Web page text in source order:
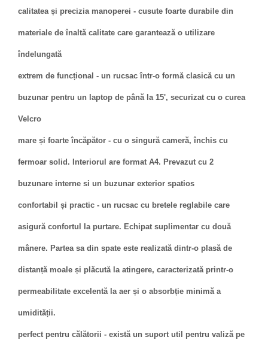
calitatea și precizia manoperei - cusute foarte durabile din
materiale de înaltă calitate care garantează o utilizare
îndelungată
extrem de funcțional - un rucsac într-o formă clasică cu un
buzunar pentru un laptop de până la 15', securizat cu o curea
Velcro
mare și foarte încăpător - cu o singură cameră, închis cu
fermoar solid. Interiorul are format A4. Prevazut cu 2
buzunare interne si un buzunar exterior spatios
confortabil și practic - un rucsac cu bretele reglabile care
asigură confortul la purtare. Echipat suplimentar cu două
mânere. Partea sa din spate este realizată dintr-o plasă de
distanță moale și plăcută la atingere, caracterizată printr-o
permeabilitate excelentă la aer și o absorbție minimă a
umidității.
perfect pentru călătorii - există un suport util pentru valiză pe